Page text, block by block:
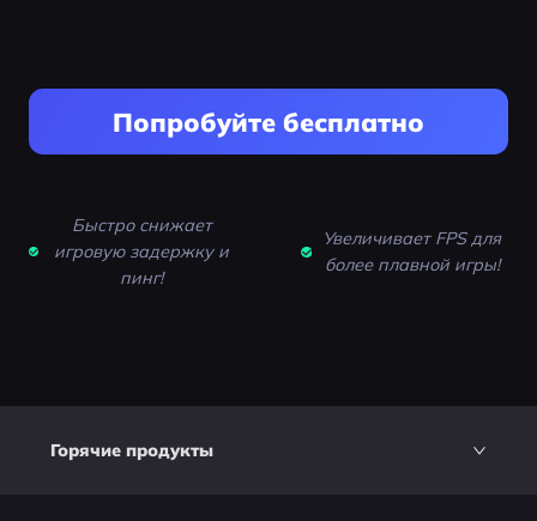
Попробуйте бесплатно
Быстро снижает
игровую задержку и
пинг!
Увеличивает FPS для
более плавной игры!
Горячие продукты